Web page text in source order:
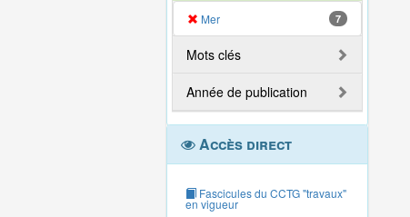
Mer 7
Mots clés
Année de publication
Accès direct
Fascicules du CCTG "travaux"
en vigueur